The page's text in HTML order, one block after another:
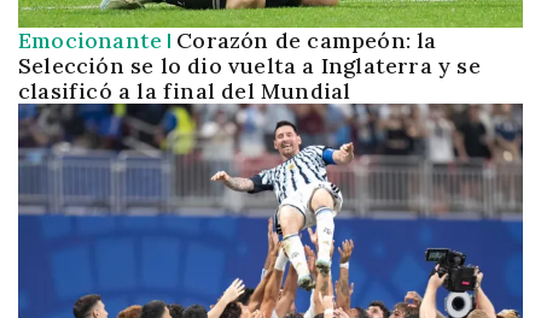
Emocionante
Corazón de campeón: la
Selección se lo dio vuelta a Inglaterra y se
clasificó a la final del Mundial